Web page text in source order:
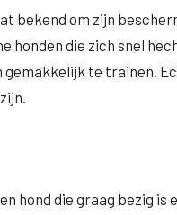
bekend om zijn
honden die zich snel
te trainen.
hond die graag bezig